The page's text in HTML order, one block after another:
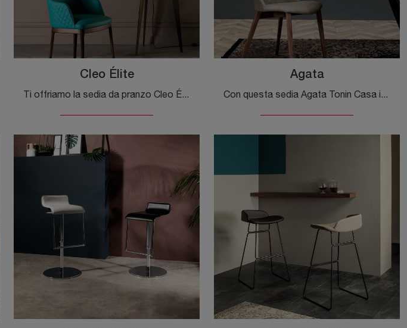
Cleo Élite
Ti offriamo la sedia da pranzo Cleo Élite per ambientazioni moderne, tra le più belle Sedie fisse di Tonin Casa.
Agata
Con questa sedia Agata Tonin Casa in ecopelle, una delle nostre sedute fisse design, potrai valorizzare i tuoi spazi.